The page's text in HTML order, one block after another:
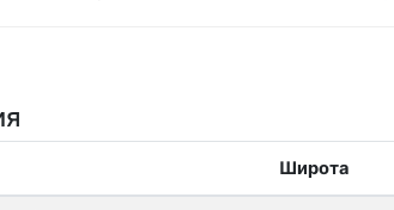
Широта